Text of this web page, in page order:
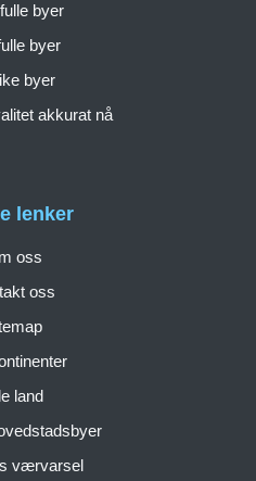
lenker
oss
oss
land
værvarsel
byer
byer
byer
akkurat nå